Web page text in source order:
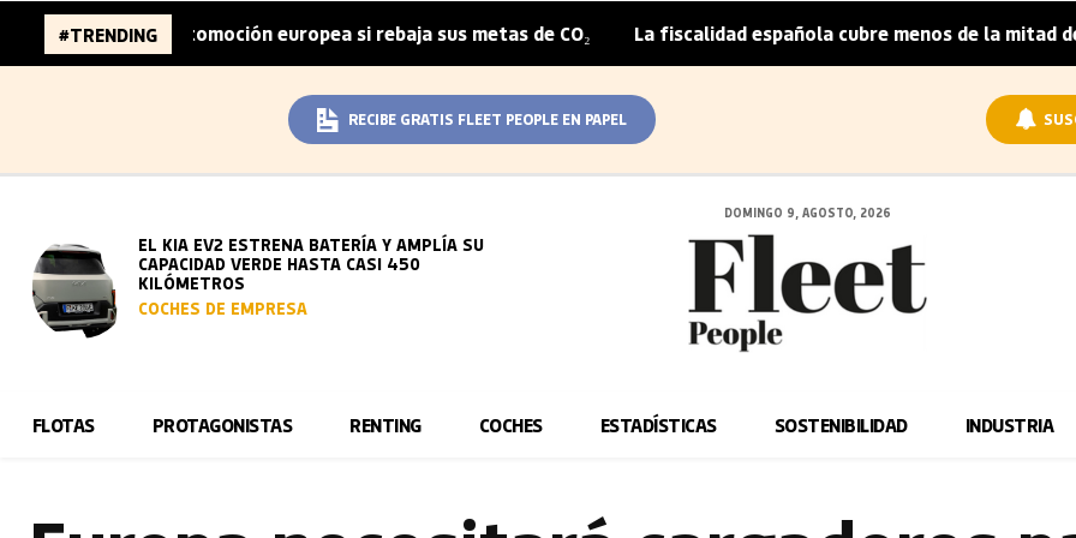
#TRENDING
la automoción europea si rebaja sus metas de CO₂ | La fiscalidad española cubre menos de la mitad del
RECIBE GRATIS FLEET PEOPLE EN PAPEL
EL KIA EV2 ESTRENA BATERÍA Y AMPLÍA SU
CAPACIDAD VERDE HASTA CASI 450
KILÓMETROS
COCHES DE EMPRESA
DOMINGO 9, AGOSTO, 2026
FLOTAS PROTAGONISTAS RENTING COCHES ESTADÍSTICAS SOSTENIBILIDAD INDUSTRIA